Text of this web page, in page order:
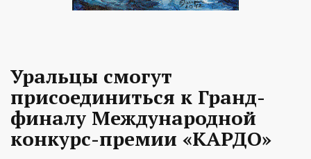
Уральцы смогут
присоединиться к Гранд-
финалу Международной
конкурс-премии «КАРДО»